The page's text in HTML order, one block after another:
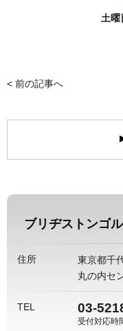
土
< 前の記事へ
ブリヂストンゴ
住所
東京都千
丸の内セ
TEL 03-
受付対応時